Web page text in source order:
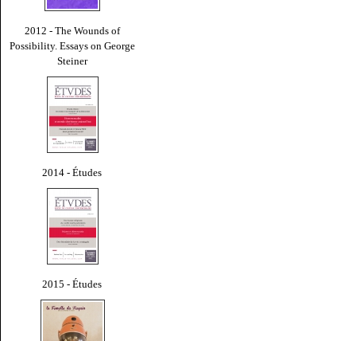
2012 - The Wounds of
Possibility. Essays on George
Steiner
2014 - Études
2015 - Études